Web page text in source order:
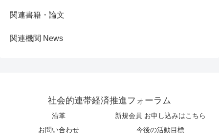
関連書籍・論文
関連機関 News
社会的連帯経済推進フォーラム
沿革
新規会員 お申し込みはこちら
お問い合わせ
今後の活動目標